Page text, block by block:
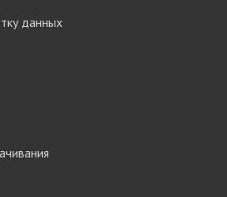
данных